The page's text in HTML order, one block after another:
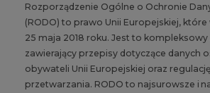
Rozporządzenie Ogólne o Ochronie
(RODO) to prawo Unii Europejskiej, które
25 maja 2018 roku. Jest to
zawierający przepisy dotyczące danych
obywateli Unii Europejskiej oraz
przetwarzania. RODO to najsurowsze i